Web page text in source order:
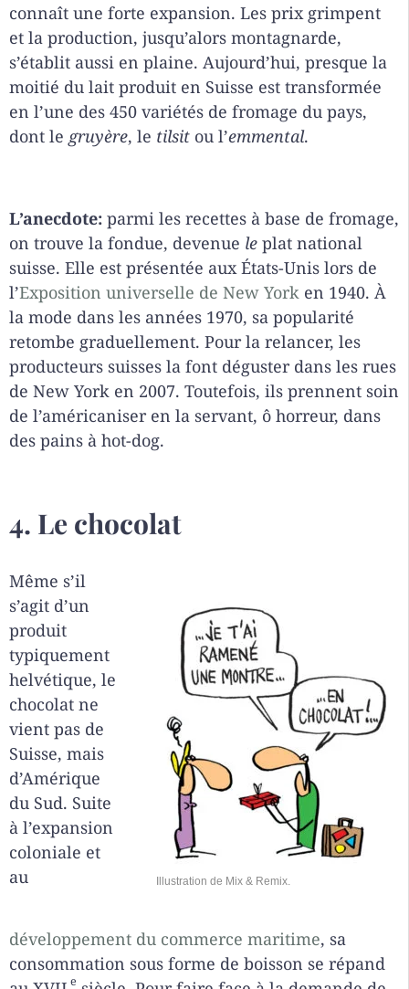
connaît une forte expansion. Les prix grimpent
et la production, jusqu’alors montagnarde,
s’établit aussi en plaine. Aujourd’hui, presque la
moitié du lait produit en Suisse est transformée
en l’une des 450 variétés de fromage du pays,
dont le gruyère, le tilsit ou l’emmental.
L’anecdote: parmi les recettes à base de fromage,
on trouve la fondue, devenue le plat national
suisse. Elle est présentée aux États-Unis lors de
l’Exposition universelle de New York en 1940. À
la mode dans les années 1970, sa popularité
retombe graduellement. Pour la relancer, les
producteurs suisses la font déguster dans les rues
de New York en 2007. Toutefois, ils prennent soin
de l’américaniser en la servant, ô horreur, dans
des pains à hot-dog.
4. Le chocolat
Illustration de Mix & Remix.
Même s’il
s’agit d’un
produit
typiquement
helvétique, le
chocolat ne
vient pas de
Suisse, mais
d’Amérique
du Sud. Suite
à l’expansion
coloniale et
au
développement du commerce maritime, sa
consommation sous forme de boisson se répand
e